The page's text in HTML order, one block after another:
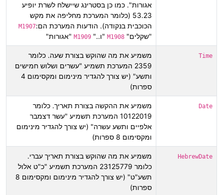
אגורות". כמו כן בסטרינג שיישלח לשרת יופיע
53.23 (כלומר המערכת מחליפה את מקש
הכוכבית בנקודה). הודעות המערכת הם:M1907
"שקלים" M1908 "ו.." M1909 "אגורות"
Time
משמיע את מה שהוקש בצורת שעה. כלומר
2359 המערכת תשמיע "עשרים ושלוש חמישים
ותשע" (יש צורך להגדיר מינימום ומקסימום 4
ספרות)
Date
משמיע את ההקשה בצורת תאריך. כלומר
10122019 המערכת תשמיע "עשר דצמבר
אלפיים ותשע עשרה" (יש צורך להגדיר מינימום
ומקסימום 8 ספרות)
HebrewDate
משמיע את מה שהוקש בצורת תאריך עברי.
כלומר 23125779 המערכת תשמיע "כ"ט אלול
תשע"ט" (יש צורך להגדיר מינימום ומקסימום 8
ספרות)